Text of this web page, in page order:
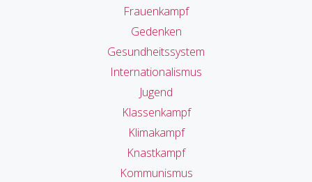
Frauenkampf
Gedenken
Gesundheitssystem
Internationalismus
Jugend
Klassenkampf
Klimakampf
Knastkampf
Kommunismus